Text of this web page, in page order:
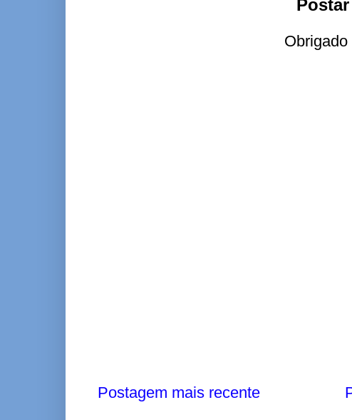
Postagem mais recente